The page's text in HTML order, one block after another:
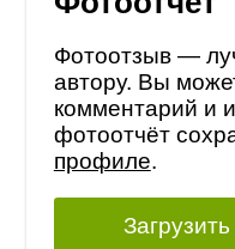
Фотоотзыв —
автору. Вы
комментарий и
фотоотчёт
профиле.
Загрузить